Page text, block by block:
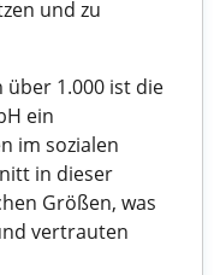
und zu
1.000 ist die
ein
im sozialen
in dieser
Größen, was
vertrauten